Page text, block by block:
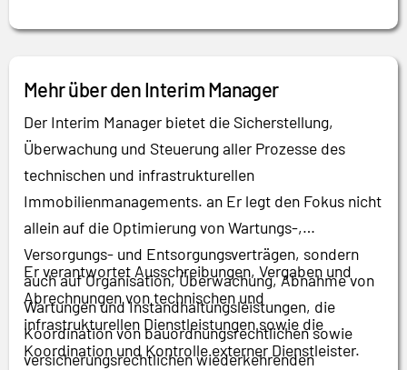
Mehr über den Interim Manager
Der Interim Manager bietet die Sicherstellung,
Überwachung und Steuerung aller Prozesse des
technischen und infrastrukturellen
Immobilienmanagements. an Er legt den Fokus nicht
allein auf die Optimierung von Wartungs-,
Versorgungs- und Entsorgungsverträgen, sondern
auch auf Organisation, Überwachung, Abnahme von
Wartungen und Instandhaltungsleistungen, die
Koordination von bauordnungsrechtlichen sowie
versicherungsrechtlichen wiederkehrenden
Er verantwortet Ausschreibungen, Vergaben und
Abrechnungen von technischen und
infrastrukturellen Dienstleistungen sowie die
Koordination und Kontrolle externer Dienstleister.